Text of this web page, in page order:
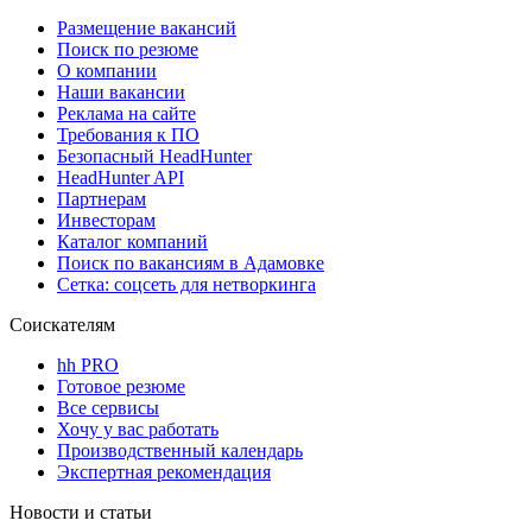
Размещение вакансий
Поиск по резюме
О компании
Наши вакансии
Реклама на сайте
Требования к ПО
Безопасный HeadHunter
HeadHunter API
Партнерам
Инвесторам
Каталог компаний
Поиск по вакансиям в Адамовке
Сетка: соцсеть для нетворкинга
Соискателям
hh PRO
Готовое резюме
Все сервисы
Хочу у вас работать
Производственный календарь
Экспертная рекомендация
Новости и статьи